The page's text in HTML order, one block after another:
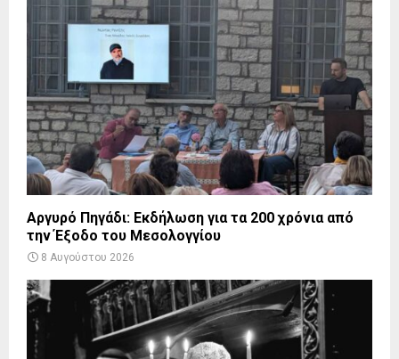
Αργυρό Πηγάδι: Εκδήλωση για τα 200 χρόνια από
την Έξοδο του Μεσολογγίου
8 Αυγούστου 2026